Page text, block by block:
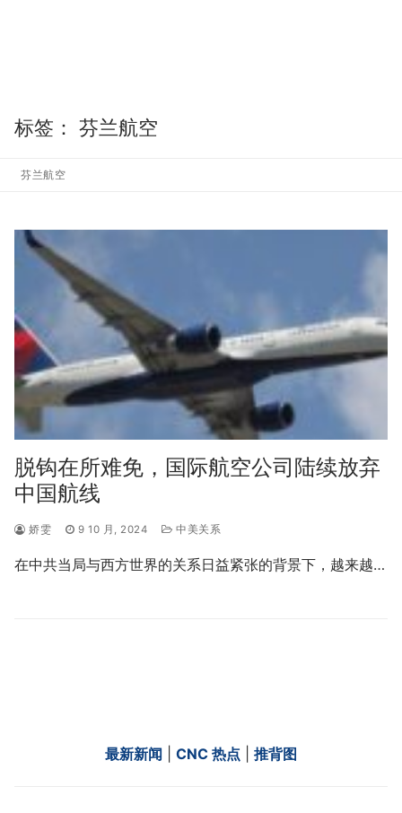
标签： 芬兰航空
芬兰航空
脱钩在所难免，国际航空公司陆续放弃
中国航线
娇雯 9 10 月, 2024 中美关系
在中共当局与西方世界的关系日益紧张的背景下，越来越…
最新新闻 CNC 热点 推背图